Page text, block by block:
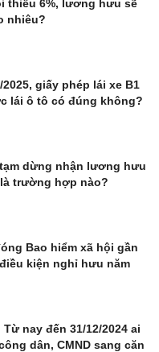
thiểu 6%, lương hưu sẽ
nhiêu?
giấy phép lái xe B1
lái ô tô có đúng không?
dừng nhận lương hưu
trường hợp nào?
Bao hiểm xã hội gần
kiện nghỉ hưu năm
nay đến 31/12/2024 ai
dân, CMND sang căn